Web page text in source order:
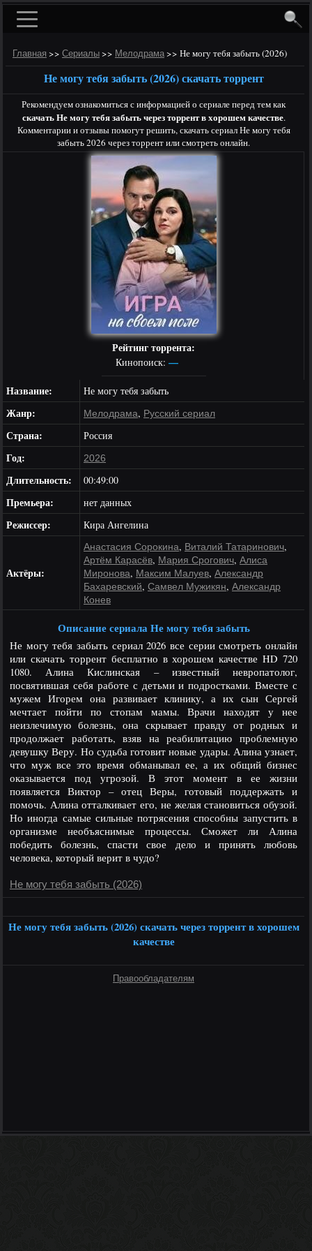
Главная >> Сериалы >> Мелодрама >> Не могу тебя забыть (2026)
Не могу тебя забыть (2026) скачать торрент
Рекомендуем ознакомиться с информацией о сериале перед тем как
скачать Не могу тебя забыть через торрент в хорошем качестве.
Комментарии и отзывы помогут решить, скачать сериал Не могу тебя
забыть 2026 через торрент или смотреть онлайн.
Рейтинг торрента:
Кинопоиск: —
Название:
Не могу тебя забыть
Жанр: Мелодрама, Русский сериал
Страна: Россия
Год: 2026
Длительность: 00:49:00
Премьера: нет данных
Режиссер: Кира Ангелина
Актёры:
Анастасия Сорокина, Виталий Татаринович,
Артём Карасёв, Мария Срогович, Алиса
Миронова, Максим Малуев, Александр
Бахаревский, Самвел Мужикян, Александр
Конев
Описание сериала Не могу тебя забыть
Не могу тебя забыть сериал 2026 все серии смотреть онлайн
или скачать торрент бесплатно в хорошем качестве HD 720
1080. Алина Кислинская – известный невропатолог,
посвятившая себя работе с детьми и подростками. Вместе с
мужем Игорем она развивает клинику, а их сын Сергей
мечтает пойти по стопам мамы. Врачи находят у нее
неизлечимую болезнь, она скрывает правду от родных и
продолжает работать, взяв на реабилитацию проблемную
девушку Веру. Но судьба готовит новые удары. Алина узнает,
что муж все это время обманывал ее, а их общий бизнес
оказывается под угрозой. В этот момент в ее жизни
появляется Виктор – отец Веры, готовый поддержать и
помочь. Алина отталкивает его, не желая становиться обузой.
Но иногда самые сильные потрясения способны запустить в
организме необъяснимые процессы. Сможет ли Алина
победить болезнь, спасти свое дело и принять любовь
человека, который верит в чудо?
Не могу тебя забыть (2026)
Не могу тебя забыть (2026) скачать через торрент в хорошем
качестве
Правообладателям